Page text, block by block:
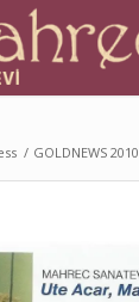
/ GOLDNEWS 2010